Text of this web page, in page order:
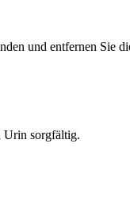
und entfernen Sie
Urin sorgfältig.